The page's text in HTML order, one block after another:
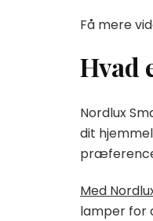
Få mere
Hvad
Nordlux
dit
Med
lamper for